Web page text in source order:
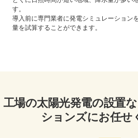
す。
導入前に専門業者に発電シミュレーション
量を試算することができます。
工場の太陽光発電の設置
ションズにお任せ